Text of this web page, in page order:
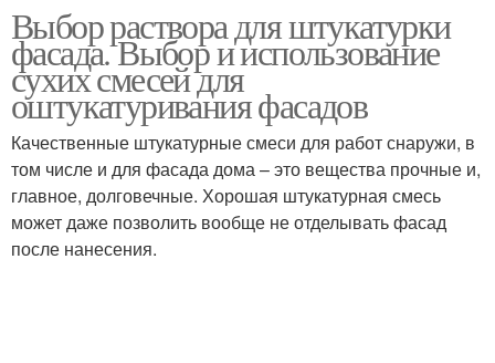
Выбор раствора для штукатурки
фасада. Выбор и использование
сухих смесей для
оштукатуривания фасадов
Качественные штукатурные смеси для работ снаружи, в
том числе и для фасада дома – это вещества прочные и,
главное, долговечные. Хорошая штукатурная смесь
может даже позволить вообще не отделывать фасад
после нанесения.